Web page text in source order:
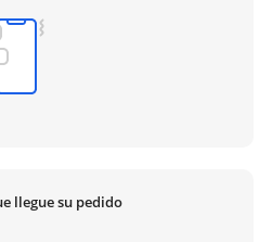
llegue su pedido